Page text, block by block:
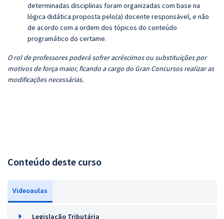
determinadas disciplinas foram organizadas com base na
lógica didática proposta pelo(a) docente responsável, e não
de acordo com a ordem dos tópicos do conteúdo
programático do certame.
O rol de professores poderá sofrer acréscimos ou substituições por
motivos de força maior, ficando a cargo do Gran Concursos realizar as
modificações necessárias.
Conteúdo deste curso
Videoaulas
Legislação Tributária